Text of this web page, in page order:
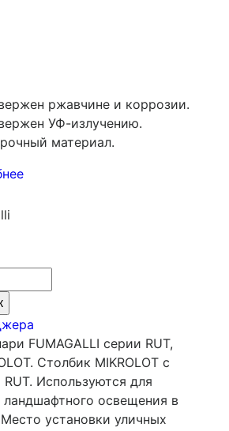
ржавчине и коррозии.
УФ-излучению.
материал.
FUMAGALLI серии RUT,
Столбик MIKROLOT с
Используются для
ландшафтного освещения в
установки уличных